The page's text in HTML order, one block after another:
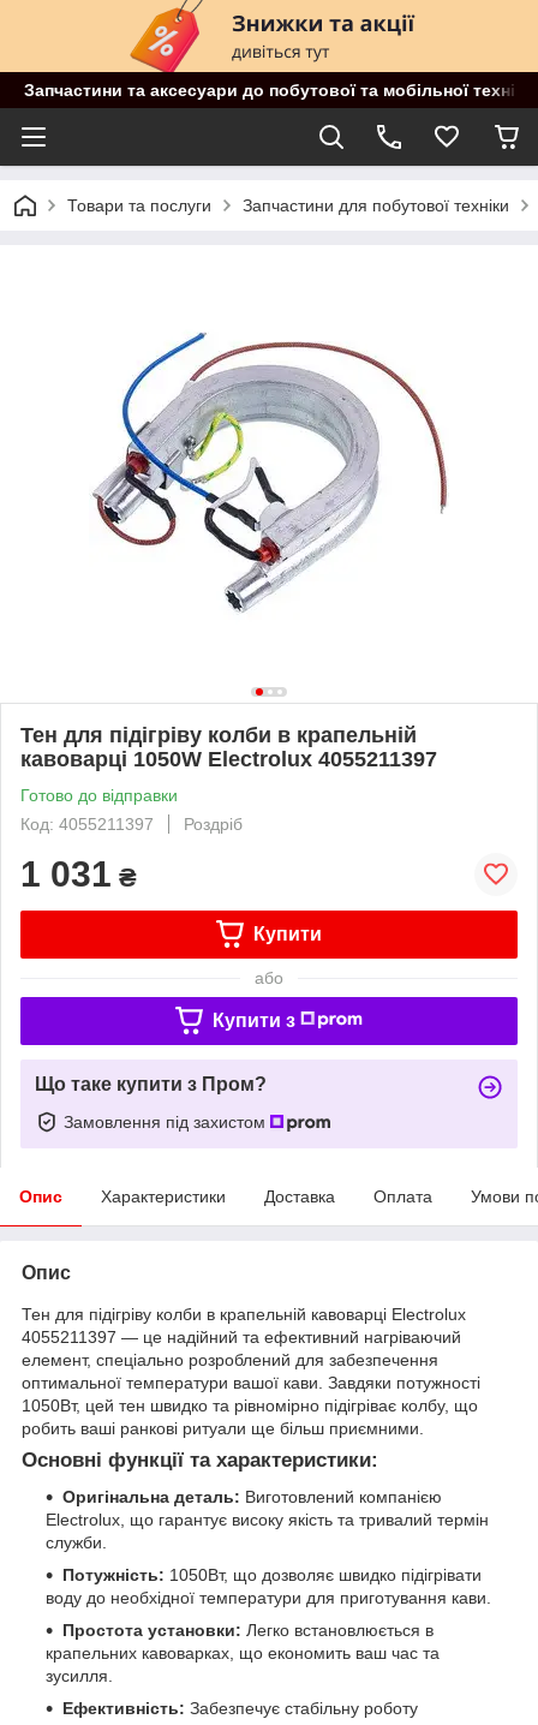
Запчастини та аксесуари до побутової та мобільної
Товари та послуги Запчастини для побутової техніки
Тен для підігріву колби в крапельній
кавоварці 1050W Electrolux 4055211397
Готово до відправки
Код: 4055211397
Роздріб
1 031 ₴
Купити
або
Купити з
Що таке купити з Пром?
Замовлення під захистом
Опис Характеристики Доставка Оплата Умови
Опис
Тен для підігріву колби в крапельній кавоварці Electrolux
4055211397 — це надійний та ефективний нагріваючий
елемент, спеціально розроблений для забезпечення
оптимальної температури вашої кави. Завдяки потужності
1050Вт, цей тен швидко та рівномірно підігріває колбу, що
робить ваші ранкові ритуали ще більш приємними.
Основні функції та характеристики:
Оригінальна деталь: Виготовлений компанією
Electrolux, що гарантує високу якість та тривалий термін
служби.
Потужність: 1050Вт, що дозволяє швидко підігрівати
воду до необхідної температури для приготування кави.
Простота установки: Легко встановлюється в
крапельних кавоварках, що економить ваш час та
зусилля.
Ефективність: Забезпечує стабільну роботу